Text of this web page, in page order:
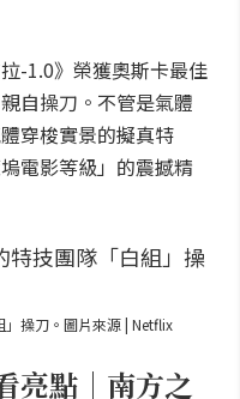
-1.0》榮獲奧斯卡最佳
自操刀。不管是氣體
穿梭實景的擬真特
電影等級」的震撼精
操刀。圖片來源 | Netflix
亮點｜南方之